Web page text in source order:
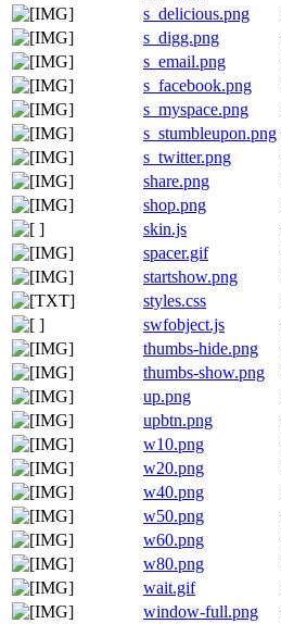
s_delicious.png
s_digg.png
s_email.png
s_facebook.png
s_myspace.png
s_stumbleupon.png
s_twitter.png
share.png
shop.png
skin.js
spacer.gif
startshow.png
styles.css
swfobject.js
thumbs-hide.png
thumbs-show.png
up.png
upbtn.png
w10.png
w20.png
w40.png
w50.png
w60.png
w80.png
wait.gif
window-full.png